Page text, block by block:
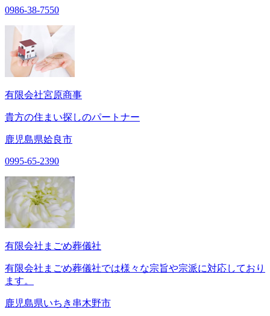
0986-38-7550
有限会社宮原商事
貴方の住まい探しのパートナー
鹿児島県姶良市
0995-65-2390
有限会社まごめ葬儀社
有限会社まごめ葬儀社では様々な宗旨や宗派に対応しており
ます。
鹿児島県いちき串木野市